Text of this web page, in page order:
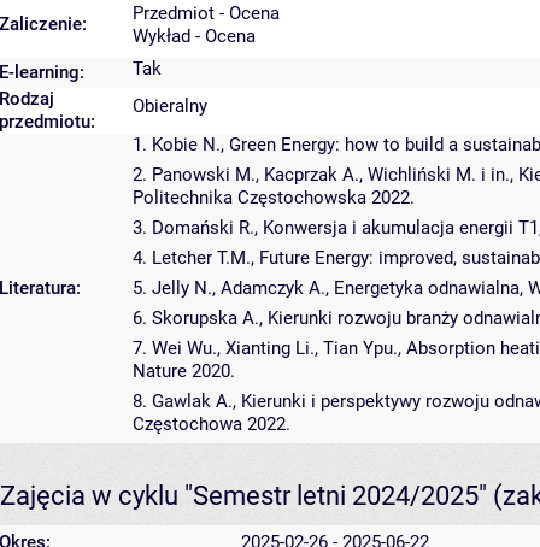
Zaliczenie:
Przedmiot - Ocena
Wykład - Ocena
E-learning:
Tak
Rodzaj
przedmiotu:
Obieralny
Literatura:
1. Kobie N., Green Energy: how to build a
2. Panowski M., Kacprzak A., Wichliński M. i in.,
Politechnika Częstochowska 2022.
3. Domański R., Konwersja i akumulacja energii
4. Letcher T.M., Future Energy: improved,
5. Jelly N., Adamczyk A., Energetyka odnawialna,
6. Skorupska A., Kierunki rozwoju branży
7. Wei Wu., Xianting Li., Tian Ypu., Absorption
Nature 2020.
8. Gawlak A., Kierunki i perspektywy rozwoju
Częstochowa 2022.
Zajęcia w cyklu "Semestr letni 2024/2025"
Okres: 2025-02-26 - 2025-06-22